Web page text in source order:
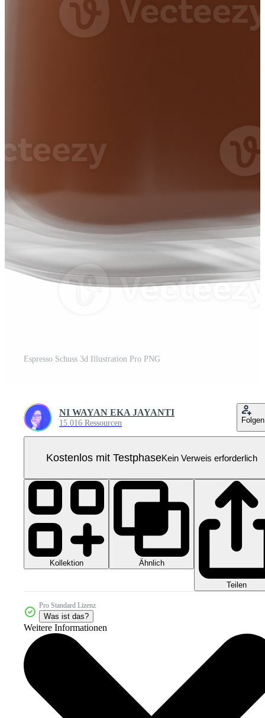
Espresso Schuss 3d Illustration Pro PNG
NI WAYAN EKA JAYANTI
15.016 Ressourcen Folgen
Kostenlos mit TestphaseKein Verweis erforderlich
Kollektion Ähnlich
Teilen
Pro Standard Lizenz
Was ist das?
Weitere Informationen